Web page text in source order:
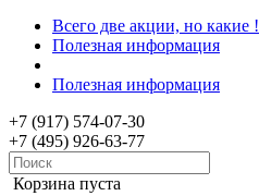
Всего две акции, но какие !
Полезная информация
Полезная информация
+7 (917) 574-07-30
+7 (495) 926-63-77
Корзина пуста